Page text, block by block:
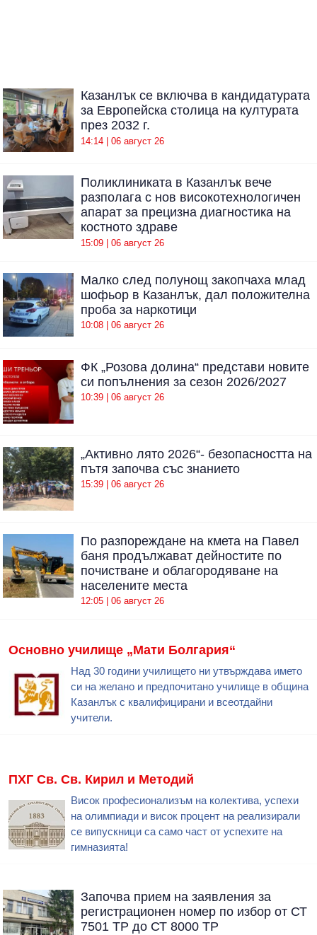
Казанлък се включва в кандидатурата
за Европейска столица на културата
през 2032 г.
14:14 | 06 август 26
Поликлиниката в Казанлък вече
разполага с нов високотехнологичен
апарат за прецизна диагностика на
костното здраве
15:09 | 06 август 26
Малко след полунощ закопчаха млад
шофьор в Казанлък, дал положителна
проба за наркотици
10:08 | 06 август 26
ФК „Розова долина“ представи новите
си попълнения за сезон 2026/2027
10:39 | 06 август 26
„Активно лято 2026“- безопасността на
пътя започва със знанието
15:39 | 06 август 26
По разпореждане на кмета на Павел
баня продължават дейностите по
почистване и облагородяване на
населените места
12:05 | 06 август 26
Основно училище „Мати Болгария“
Над 30 години училището ни утвърждава името
си на желано и предпочитано училище в община
Казанлък с квалифицирани и всеотдайни
учители.
ПХГ Св. Св. Кирил и Методий
Висок професионализъм на колектива, успехи
на олимпиади и висок процент на реализирали
се випускници са само част от успехите на
гимназията!
Започва прием на заявления за
регистрационен номер по избор от СТ
7501 ТР до СТ 8000 ТР